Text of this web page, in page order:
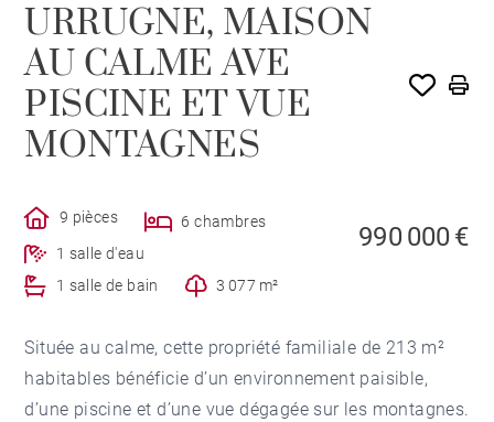
URRUGNE, MAISON
AU CALME AVE
PISCINE ET VUE
MONTAGNES
9 pièces
6 chambres
1 salle d'eau
1 salle de bain
3 077 m²
990 000 €
Située au calme, cette propriété familiale de 213 m²
habitables bénéficie d’un environnement paisible,
d’une piscine et d’une vue dégagée sur les montagnes.